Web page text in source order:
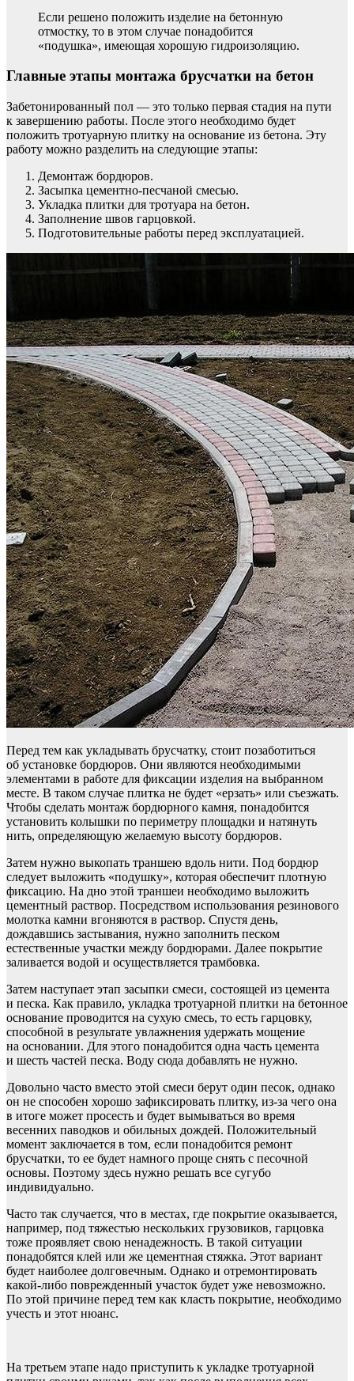
Если решено положить изделие на бетонную
отмостку, то в этом случае понадобится
«подушка», имеющая хорошую гидроизоляцию.
Главные этапы монтажа брусчатки на бетон
Забетонированный пол — это только первая стадия на пути
к завершению работы. После этого необходимо будет
положить тротуарную плитку на основание из бетона. Эту
работу можно разделить на следующие этапы:
Демонтаж бордюров.
Засыпка цементно-песчаной смесью.
Укладка плитки для тротуара на бетон.
Заполнение швов гарцовкой.
Подготовительные работы перед эксплуатацией.
Перед тем как укладывать брусчатку, стоит позаботиться
об установке бордюров. Они являются необходимыми
элементами в работе для фиксации изделия на выбранном
месте. В таком случае плитка не будет «ерзать» или съезжать.
Чтобы сделать монтаж бордюрного камня, понадобится
установить колышки по периметру площадки и натянуть
нить, определяющую желаемую высоту бордюров.
Затем нужно выкопать траншею вдоль нити. Под бордюр
следует выложить «подушку», которая обеспечит плотную
фиксацию. На дно этой траншеи необходимо выложить
цементный раствор. Посредством использования резинового
молотка камни вгоняются в раствор. Спустя день,
дождавшись застывания, нужно заполнить песком
естественные участки между бордюрами. Далее покрытие
заливается водой и осуществляется трамбовка.
Затем наступает этап засыпки смеси, состоящей из цемента
и песка. Как правило, укладка тротуарной плитки на бетонное
основание проводится на сухую смесь, то есть гарцовку,
способной в результате увлажнения удержать мощение
на основании. Для этого понадобится одна часть цемента
и шесть частей песка. Воду сюда добавлять не нужно.
Довольно часто вместо этой смеси берут один песок, однако
он не способен хорошо зафиксировать плитку, из-за чего она
в итоге может просесть и будет вымываться во время
весенних паводков и обильных дождей. Положительный
момент заключается в том, если понадобится ремонт
брусчатки, то ее будет намного проще снять с песочной
основы. Поэтому здесь нужно решать все сугубо
индивидуально.
Часто так случается, что в местах, где покрытие оказывается,
например, под тяжестью нескольких грузовиков, гарцовка
тоже проявляет свою ненадежность. В такой ситуации
понадобятся клей или же цементная стяжка. Этот вариант
будет наиболее долговечным. Однако и отремонтировать
какой-либо поврежденный участок будет уже невозможно.
По этой причине перед тем как класть покрытие, необходимо
учесть и этот нюанс.
На третьем этапе надо приступить к укладке тротуарной